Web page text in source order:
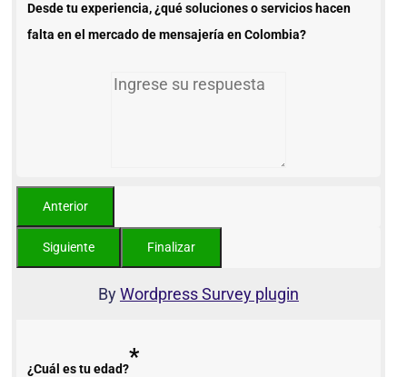
Desde tu experiencia, ¿qué soluciones o servicios hacen
falta en el mercado de mensajería en Colombia?
ByWordpress Survey plugin
¿Cuál es tu edad?*